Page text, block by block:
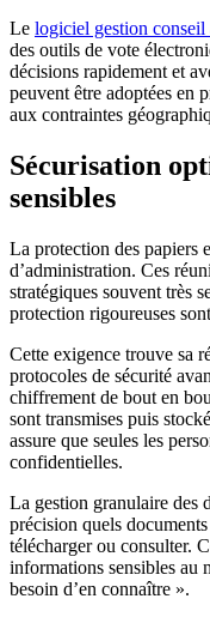
Le logiciel gestion conseil
des outils de vote
décisions rapidement et
peuvent être adoptées en
aux contraintes
Sécurisation
sensibles
La protection des papiers
d’administration. Ces
stratégiques souvent très
protection rigoureuses
Cette exigence trouve sa
protocoles de sécurité
chiffrement de bout en
sont transmises puis
assure que seules les
confidentielles.
La gestion granulaire des
précision quels
télécharger ou consulter.
informations sensibles au
besoin d’en connaître ».